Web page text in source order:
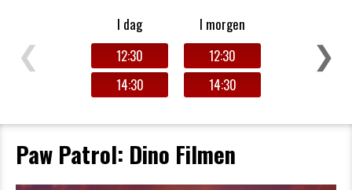
❮
I dag
12:30
14:30
I morgen
12:30
14:30
❯
Paw Patrol: Dino Filmen